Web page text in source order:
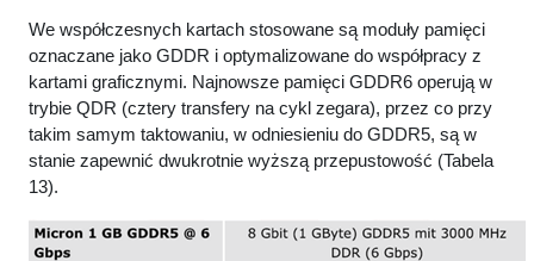
We współczesnych kartach stosowane są moduły pamięci
oznaczane jako GDDR i optymalizowane do współpracy z
kartami graficznymi. Najnowsze pamięci GDDR6 operują w
trybie QDR (cztery transfery na cykl zegara), przez co przy
takim samym taktowaniu, w odniesieniu do GDDR5, są w
stanie zapewnić dwukrotnie wyższą przepustowość (Tabela
13).